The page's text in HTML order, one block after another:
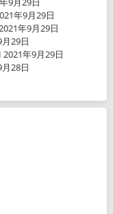
年9月29日
年9月29日
29日
2021年9月29日
28日